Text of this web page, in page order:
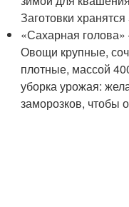
Заготовки
«Сахарная голова»
Овощи крупные,
плотные, массой
уборка урожая:
заморозков, чтобы